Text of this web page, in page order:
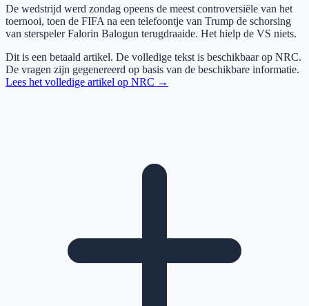
De wedstrijd werd zondag opeens de meest controversiële van het
toernooi, toen de FIFA na een telefoontje van Trump de schorsing
van sterspeler Falorin Balogun terugdraaide. Het hielp de VS niets.
Dit is een betaald artikel. De volledige tekst is beschikbaar op NRC.
De vragen zijn gegenereerd op basis van de beschikbare informatie.
Lees het volledige artikel op NRC →